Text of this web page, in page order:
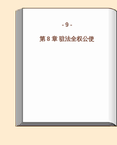
- 9 -
第 8 章 驻法全权公使